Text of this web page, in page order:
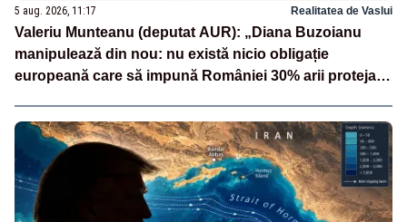
5 aug. 2026, 11:17 Realitatea de Vaslui
Valeriu Munteanu (deputat AUR): „Diana Buzoianu
manipulează din nou: nu există nicio obligație
europeană care să impună României 30% arii protejate